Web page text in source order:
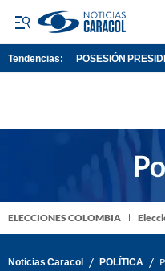
Tendencias: POSESIÓN
ELECCIONES COLOMBIA
Noticias Caracol / POLÍTICA /